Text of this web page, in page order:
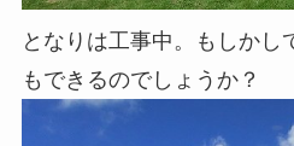
となりは工事中。もしかし
もできるのでしょうか？